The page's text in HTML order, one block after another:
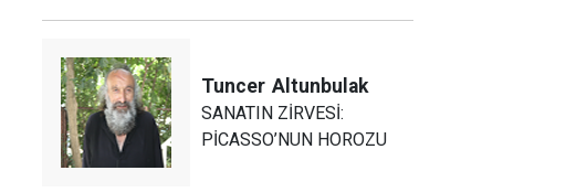
Tuncer Altunbulak
SANATIN ZİRVESİ:
PİCASSO’NUN HOROZU